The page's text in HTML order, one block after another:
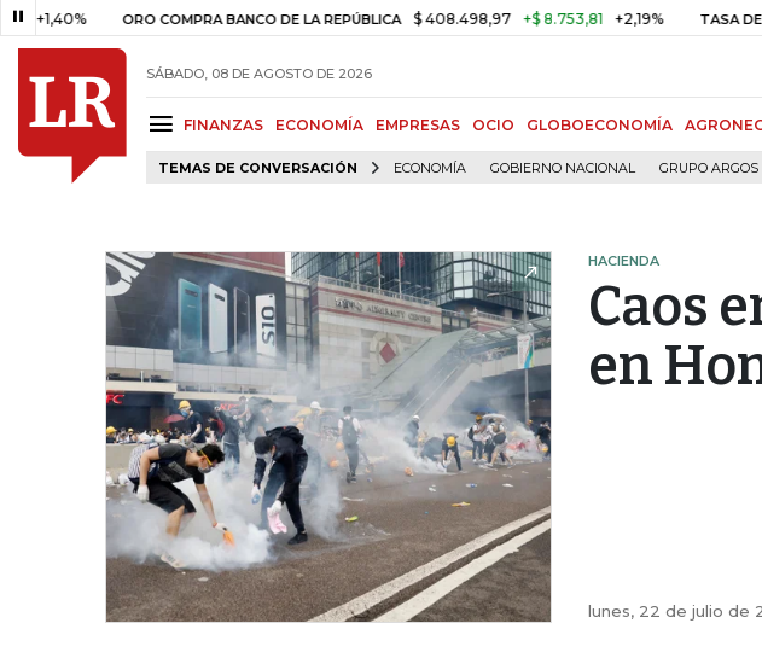
ORO COMPRA BANCO DE LA REPÚBLICA $ 408.498,97 +$ 8.753,81 +2,19% TASA DE USURA
SÁBADO, 08 DE AGOSTO DE 2026
FINANZAS ECONOMÍA EMPRESAS OCIO GLOBOECONOMÍA
TEMAS DE CONVERSACIÓN ECONOMÍA GOBIERNO NACIONAL GRUPO ARGOS
HACIENDA
Caos
en
lunes, 22 de julio de